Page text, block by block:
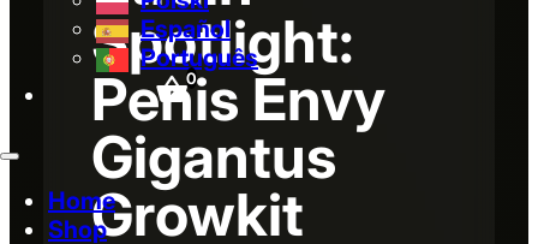
Español
Português
0
Home
Shop
Spotlight:
Penis Envy
Gigantus
Growkit